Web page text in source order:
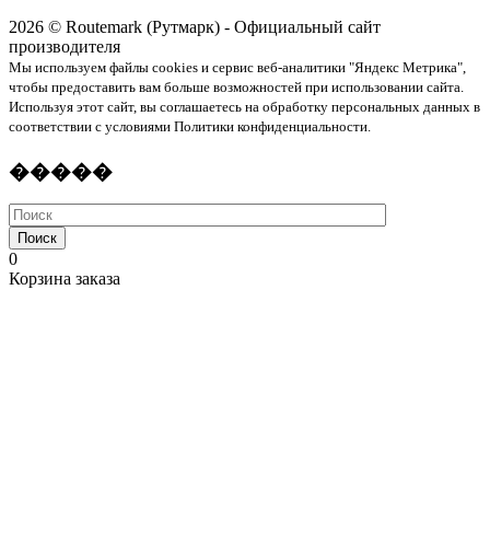
2026 © Routemark (Рутмарк) - Официальный сайт
производителя
Мы используем файлы cookies и сервис веб-аналитики "Яндекс Метрика",
чтобы предоставить вам больше возможностей при использовании сайта.
Используя этот сайт, вы соглашаетесь на обработку персональных данных в
соответствии с условиями Политики конфиденциальности.
�����
Поиск
0
Корзина заказа